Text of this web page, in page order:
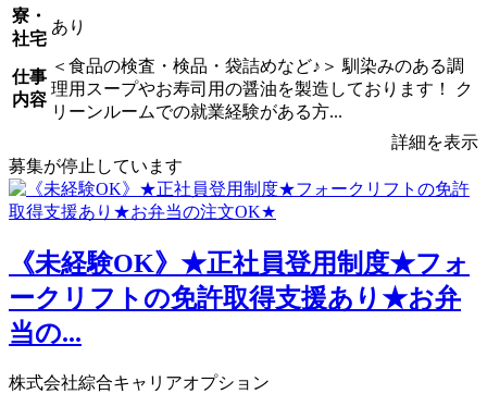
寮・
社宅
あり
仕事
内容
＜食品の検査・検品・袋詰めなど♪＞ 馴染みのある調
理用スープやお寿司用の醤油を製造しております！ ク
リーンルームでの就業経験がある方...
詳細を表示
募集が停止しています
《未経験OK》★正社員登用制度★フォ
ークリフトの免許取得支援あり★お弁
当の...
株式会社綜合キャリアオプション